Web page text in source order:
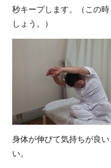
秒キープします。（この
しょう。）
身体が伸びて気持ちが良
い。